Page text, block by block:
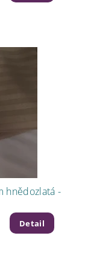
hnědozlatá -
Detail